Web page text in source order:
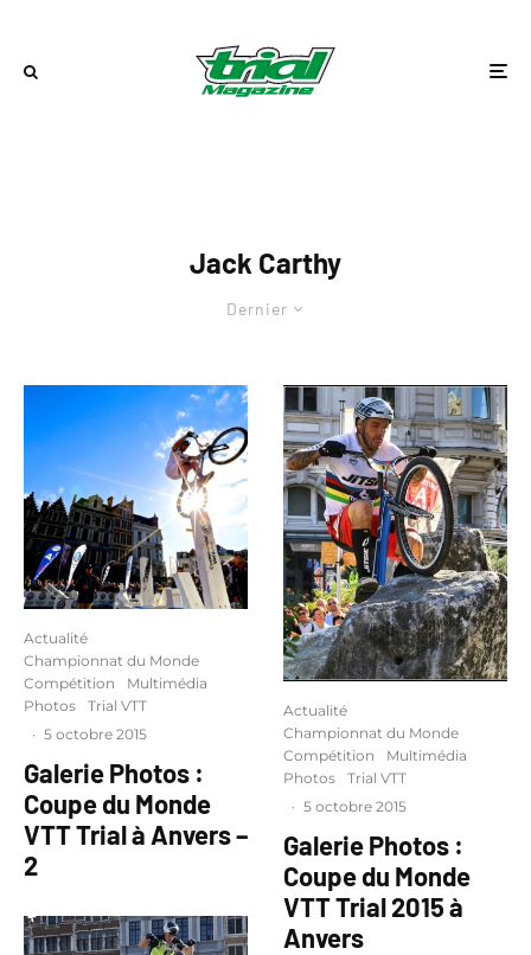
Jack Carthy
Dernier
Actualité
Championnat du Monde
Compétition
Multimédia
Photos
Trial VTT
· 5 octobre 2015
Galerie Photos :
Coupe du Monde
VTT Trial à Anvers –
2
Actualité
Championnat du Monde
Compétition
Multimédia
Photos
Trial VTT
· 5 octobre 2015
Galerie Photos :
Coupe du Monde
VTT Trial 2015 à
Anvers